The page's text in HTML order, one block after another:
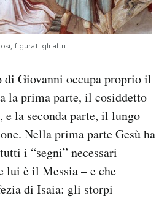
figurati gli altri.
di Giovanni occupa proprio il
la prima parte, il cosiddetto
e la seconda parte, il lungo
Nella prima parte Gesù ha
i “segni” necessari
lui è il Messia – e che
di Isaia: gli storpi